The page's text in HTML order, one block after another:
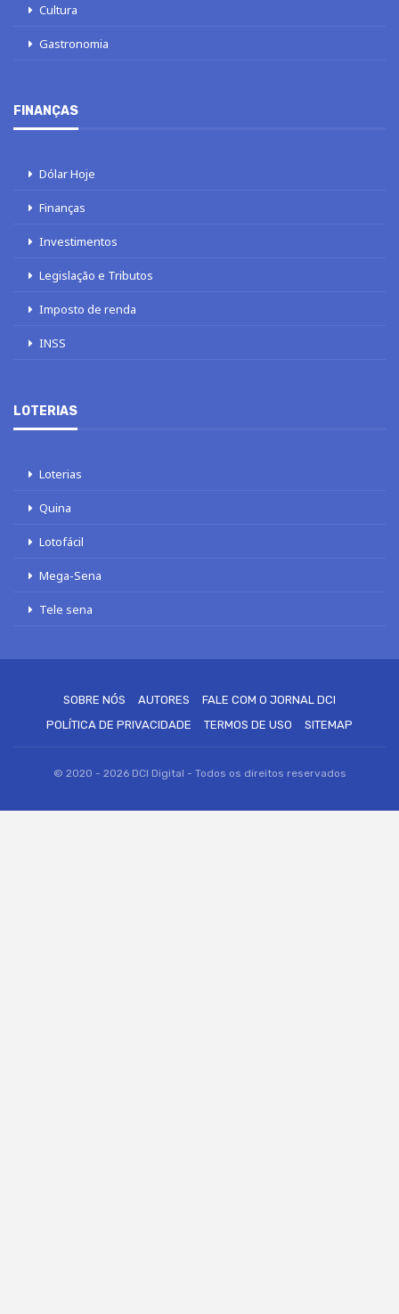
Cultura
Gastronomia
FINANÇAS
Dólar Hoje
Finanças
Investimentos
Legislação e Tributos
Imposto de renda
INSS
LOTERIAS
Loterias
Quina
Lotofácil
Mega-Sena
Tele sena
SOBRE NÓS AUTORES
FALE COM O JORNAL DCI
POLÍTICA DE PRIVACIDADE
TERMOS DE USO SITEMAP
© 2020 - 2026 DCI Digital - Todos os direitos reservados